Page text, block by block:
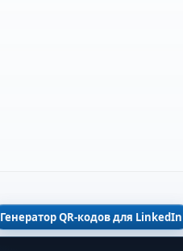
Генератор QR-кодов для LinkedIn